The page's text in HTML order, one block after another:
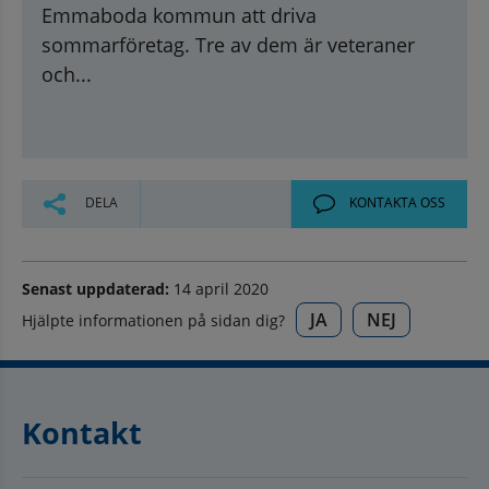
Emmaboda kommun att driva
sommarföretag. Tre av dem är veteraner
och...
DELA KONTAKTA OSS
Senast uppdaterad: 14 april 2020
Hjälpte informationen på sidan dig?
JA NEJ
Kontakt